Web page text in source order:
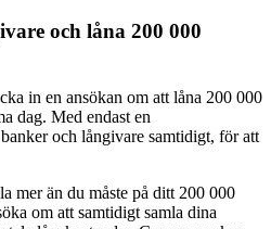
och låna 200 000
in en ansökan om att låna 200 000
dag. Med endast en
och långivare samtidigt, för att
mer än du måste på ditt 200 000
om att samtidigt samla dina